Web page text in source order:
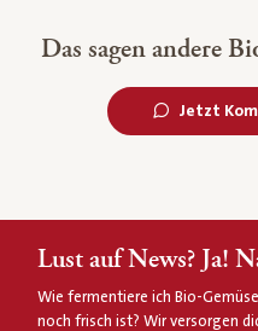
Das sagen andere
Jetzt
Lust auf News? Ja!
Wie fermentiere ich Bio-
noch frisch ist? Wir versorgen